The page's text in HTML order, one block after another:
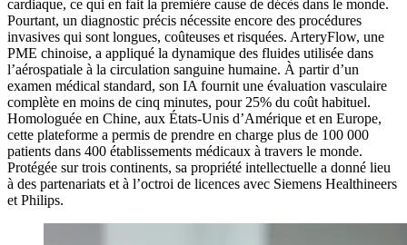
cardiaque, ce qui en fait la première cause de décès dans le monde.
Pourtant, un diagnostic précis nécessite encore des procédures
invasives qui sont longues, coûteuses et risquées. ArteryFlow, une
PME chinoise, a appliqué la dynamique des fluides utilisée dans
l’aérospatiale à la circulation sanguine humaine. À partir d’un
examen médical standard, son IA fournit une évaluation vasculaire
complète en moins de cinq minutes, pour 25% du coût habituel.
Homologuée en Chine, aux États-Unis d’Amérique et en Europe,
cette plateforme a permis de prendre en charge plus de 100 000
patients dans 400 établissements médicaux à travers le monde.
Protégée sur trois continents, sa propriété intellectuelle a donné lieu
à des partenariats et à l’octroi de licences avec Siemens Healthineers
et Philips.